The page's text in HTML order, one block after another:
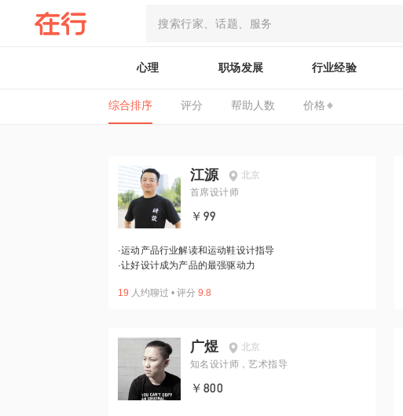
心理 职场发展 行业经验
综合排序 评分 帮助人数 价格
江源
北京
首席设计师
￥99
·运动产品行业解读和运动鞋设计指导
·让好设计成为产品的最强驱动力
19 人约聊过 • 评分 9.8
广煜
北京
知名设计师，艺术指导
￥800